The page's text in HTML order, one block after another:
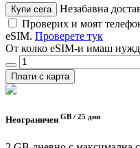
Купи сега
Незабавна
Проверих и моят
eSIM. Проверете тук
От колко eSIM-и имаш
Плати с карта
Неограничен GB / 25 дни